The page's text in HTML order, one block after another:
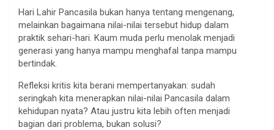
Hari Lahir Pancasila bukan hanya tentang mengenang,
melainkan bagaimana nilai-nilai tersebut hidup dalam
praktik sehari-hari. Kaum muda perlu menolak menjadi
generasi yang hanya mampu menghafal tanpa mampu
bertindak.
Refleksi kritis kita berani mempertanyakan: sudah
seringkah kita menerapkan nilai-nilai Pancasila dalam
kehidupan nyata? Atau justru kita lebih often menjadi
bagian dari problema, bukan solusi?